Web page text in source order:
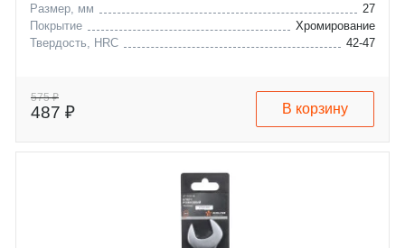
Размер, мм
27
Покрытие
Хромирование
Твердость, HRC
42-47
575 ₽
487 ₽ В корзину